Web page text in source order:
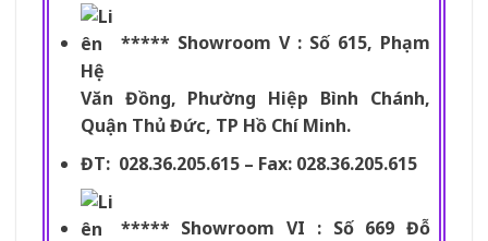
***** Showroom V : Số 615, Phạm
Văn Đồng, Phường Hiệp Bình Chánh,
Quận Thủ Đức, TP Hồ Chí Minh.
ĐT: 028.36.205.615 – Fax: 028.36.205.615
***** Showroom VI : Số 669 Đỗ